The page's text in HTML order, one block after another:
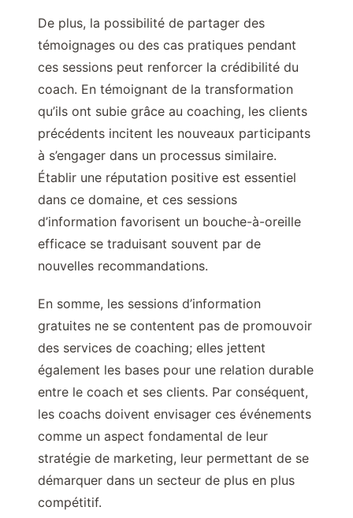
De plus, la possibilité de partager des
témoignages ou des cas pratiques pendant
ces sessions peut renforcer la crédibilité du
coach. En témoignant de la transformation
qu’ils ont subie grâce au coaching, les clients
précédents incitent les nouveaux participants
à s’engager dans un processus similaire.
Établir une réputation positive est essentiel
dans ce domaine, et ces sessions
d’information favorisent un bouche-à-oreille
efficace se traduisant souvent par de
nouvelles recommandations.
En somme, les sessions d’information
gratuites ne se contentent pas de promouvoir
des services de coaching; elles jettent
également les bases pour une relation durable
entre le coach et ses clients. Par conséquent,
les coachs doivent envisager ces événements
comme un aspect fondamental de leur
stratégie de marketing, leur permettant de se
démarquer dans un secteur de plus en plus
compétitif.